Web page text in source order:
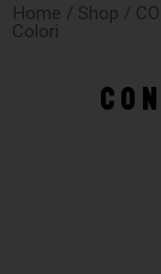
Home / Shop /
Colori